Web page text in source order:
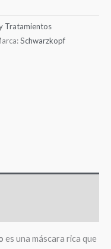
Tratamientos
Schwarzkopf
es una máscara rica que